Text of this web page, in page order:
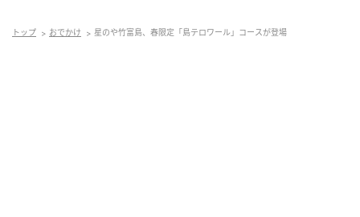
トップ おでかけ 星のや竹富島、春限定「島テロワール」コースが登場